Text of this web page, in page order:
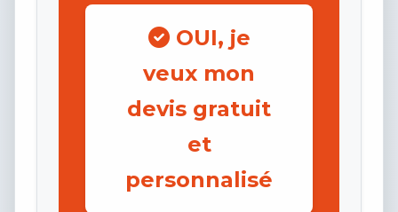
OUI, je
veux mon
devis gratuit
et
personnalisé